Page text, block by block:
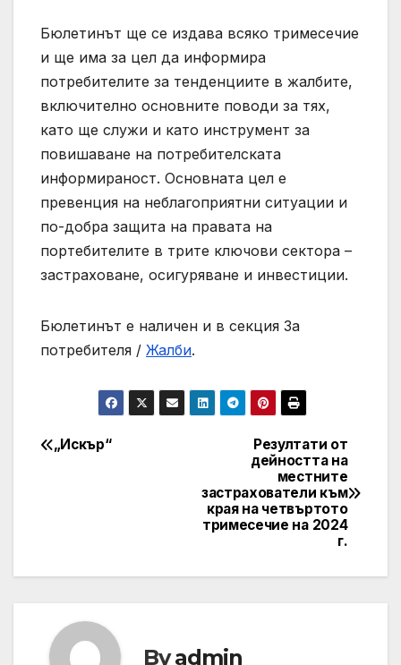
Бюлетинът ще се издава всяко тримесечие
и ще има за цел да информира
потребителите за тенденциите в жалбите,
включително основните поводи за тях,
като ще служи и като инструмент за
повишаване на потребителската
информираност. Основната цел е
превенция на неблагоприятни ситуации и
по-добра защита на правата на
портебителите в трите ключови сектора –
застраховане, осигуряване и инвестиции.
Бюлетинът е наличен и в секция За
потребителя / Жалби.
Post
Резултати от
дейността на
местните
застрахователи към
края на четвъртото
тримесечие на 2024
г.
„Искър“
Byadmin